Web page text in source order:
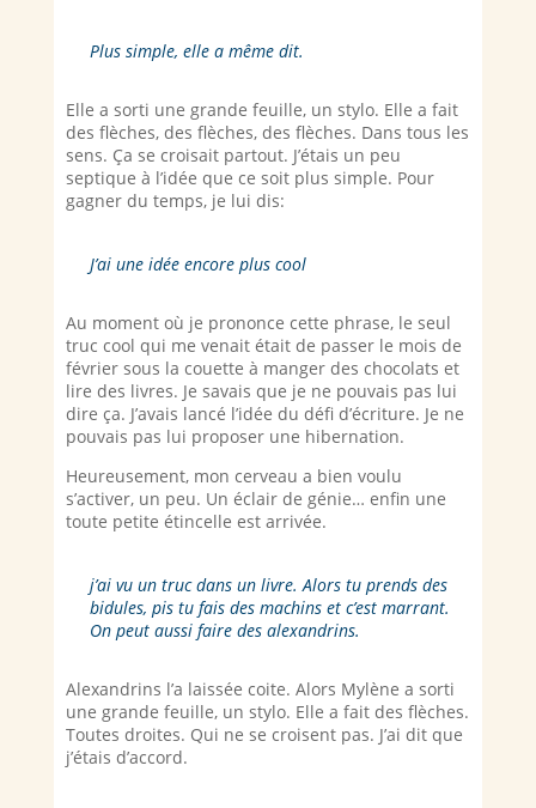
Plus simple, elle a même dit.
Elle a sorti une grande feuille, un stylo. Elle a fait
des flèches, des flèches, des flèches. Dans tous les
sens. Ça se croisait partout. J’étais un peu
septique à l’idée que ce soit plus simple. Pour
gagner du temps, je lui dis:
J’ai une idée encore plus cool
Au moment où je prononce cette phrase, le seul
truc cool qui me venait était de passer le mois de
février sous la couette à manger des chocolats et
lire des livres. Je savais que je ne pouvais pas lui
dire ça. J’avais lancé l’idée du défi d’écriture. Je ne
pouvais pas lui proposer une hibernation.
Heureusement, mon cerveau a bien voulu
s’activer, un peu. Un éclair de génie… enfin une
toute petite étincelle est arrivée.
j’ai vu un truc dans un livre. Alors tu prends des
bidules, pis tu fais des machins et c’est marrant.
On peut aussi faire des alexandrins.
Alexandrins l’a laissée coite. Alors Mylène a sorti
une grande feuille, un stylo. Elle a fait des flèches.
Toutes droites. Qui ne se croisent pas. J’ai dit que
j’étais d’accord.